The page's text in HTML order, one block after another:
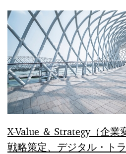
X-Value ＆ Strategy（企
戦略策定、デジタル・ト